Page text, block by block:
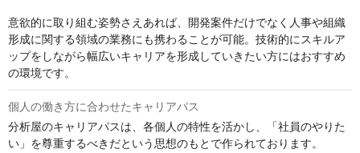
意欲的に取り組む姿勢さえあれば、開発案件だけでなく人事や組織
形成に関する領域の業務にも携わることが可能。技術的にスキルア
ップをしながら幅広いキャリアを形成していきたい方にはおすすめ
の環境です。
個人の働き方に合わせたキャリアパス
分析屋のキャリアパスは、各個人の特性を活かし、「社員のやりた
い」を尊重するべきだという思想のもとで作られております。